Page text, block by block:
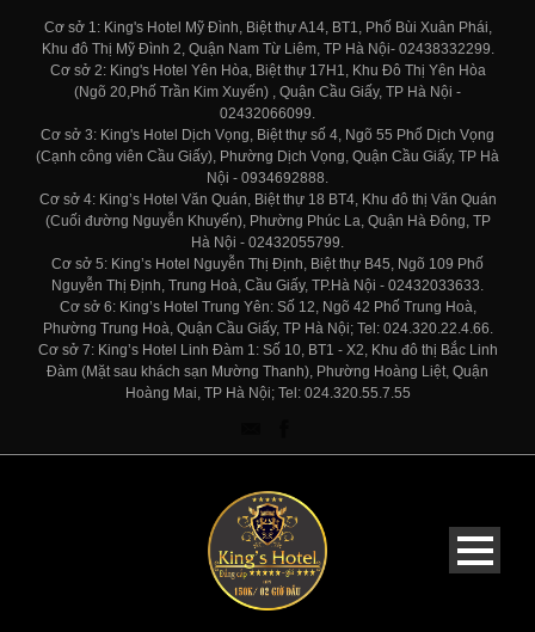
Cơ sở 1: King's Hotel Mỹ Đình, Biệt thự A14, BT1, Phố Bùi Xuân Phái,
Khu đô Thị Mỹ Đình 2, Quận Nam Từ Liêm, TP Hà Nội- 02438332299.
Cơ sở 2: King's Hotel Yên Hòa, Biệt thự 17H1, Khu Đô Thị Yên Hòa
(Ngõ 20,Phố Trần Kim Xuyến) , Quận Cầu Giấy, TP Hà Nội -
02432066099.
Cơ sở 3: King's Hotel Dịch Vọng, Biệt thự số 4, Ngõ 55 Phố Dịch Vọng
(Cạnh công viên Cầu Giấy), Phường Dịch Vọng, Quận Cầu Giấy, TP Hà
Nội - 0934692888.
Cơ sở 4: King’s Hotel Văn Quán, Biệt thự 18 BT4, Khu đô thị Văn Quán
(Cuối đường Nguyễn Khuyến), Phường Phúc La, Quận Hà Đông, TP
Hà Nội - 02432055799.
Cơ sở 5: King’s Hotel Nguyễn Thị Định, Biệt thự B45, Ngõ 109 Phố
Nguyễn Thị Định, Trung Hoà, Cầu Giấy, TP.Hà Nội - 02432033633.
Cơ sở 6: King’s Hotel Trung Yên: Số 12, Ngõ 42 Phố Trung Hoà,
Phường Trung Hoà, Quận Cầu Giấy, TP Hà Nội; Tel: 024.320.22.4.66.
Cơ sở 7: King’s Hotel Linh Đàm 1: Số 10, BT1 - X2, Khu đô thị Bắc Linh
Đàm (Mặt sau khách sạn Mường Thanh), Phường Hoàng Liệt, Quận
Hoàng Mai, TP Hà Nội; Tel: 024.320.55.7.55